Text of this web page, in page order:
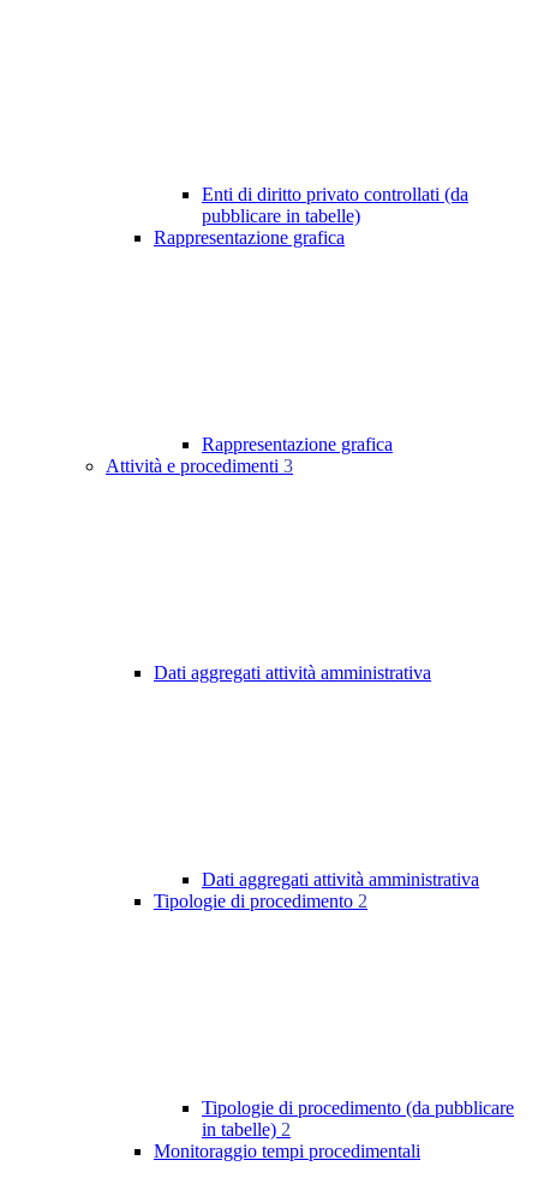
Enti di diritto privato controllati (da
pubblicare in tabelle)
Rappresentazione grafica
Rappresentazione grafica
Attività e procedimenti 3
Dati aggregati attività amministrativa
Dati aggregati attività amministrativa
Tipologie di procedimento 2
Tipologie di procedimento (da pubblicare
in tabelle) 2
Monitoraggio tempi procedimentali